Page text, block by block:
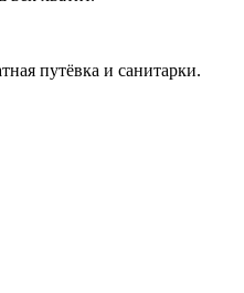
путёвка и санитарки.